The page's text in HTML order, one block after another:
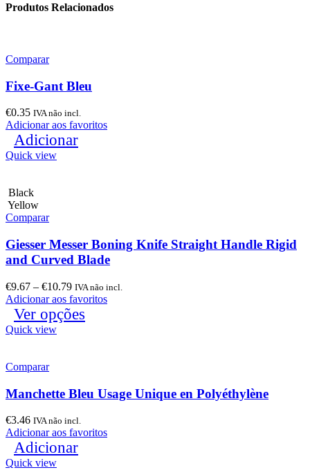
Produtos Relacionados
Comparar
Fixe-Gant Bleu
€0.35 IVA não incl.
Adicionar aos favoritos
Adicionar
Quick view
Black
Yellow
Comparar
Giesser Messer Boning Knife Straight Handle Rigid
and Curved Blade
€9.67 – €10.79 IVA não incl.
Adicionar aos favoritos
Ver opções
Quick view
Comparar
Manchette Bleu Usage Unique en Polyéthylène
€3.46 IVA não incl.
Adicionar aos favoritos
Adicionar
Quick view